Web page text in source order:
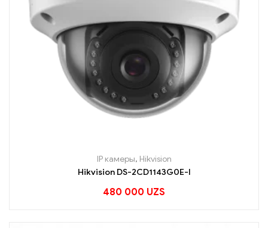
IP камеры, Hikvision
Hikvision DS-2CD1143G0E-I
480 000 UZS